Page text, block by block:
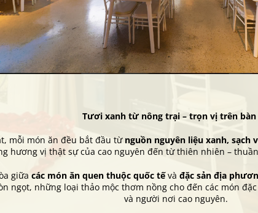
Tươi xanh từ nông trại – trọn vị trên bàn
mỗi món ăn đều bắt đầu từ nguồn nguyên liệu xanh, sạch
hương vị thật sự của cao nguyên đến từ thiên nhiên –
giữa các món ăn quen thuộc quốc tếvà đặc sản địa
ngọt, những loại thảo mộc thơm nồng cho đến các món
và người nơi cao nguyên.